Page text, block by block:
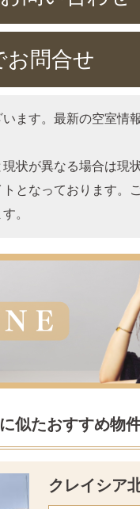
お問合せ
ます。最新の空室情
状が異なる場合は現
となっております。
。
似たおすすめ物
クレイシア